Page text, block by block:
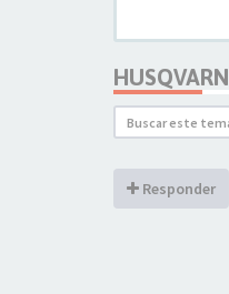
Responder